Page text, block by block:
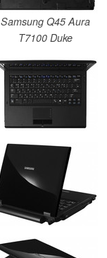
Samsung Q45 Aura
T7100 Duke